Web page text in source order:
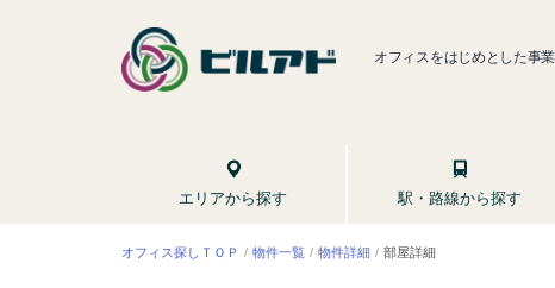
オフィスをはじめとした事
エリアから探す 駅・路線から探す
オフィス探しＴＯＰ 物件一覧 物件詳細 部屋詳細